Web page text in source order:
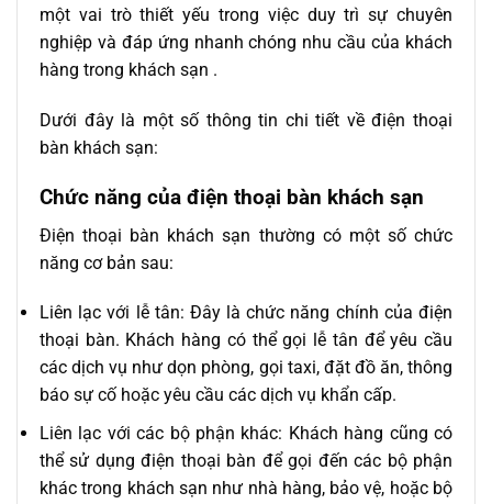
một vai trò thiết yếu trong việc duy trì sự chuyên
nghiệp và đáp ứng nhanh chóng nhu cầu của khách
hàng trong khách sạn .
Dưới đây là một số thông tin chi tiết về điện thoại
bàn khách sạn:
Chức năng của điện thoại bàn khách sạn
Điện thoại bàn khách sạn thường có một số chức
năng cơ bản sau:
Liên lạc với lễ tân: Đây là chức năng chính của điện
thoại bàn. Khách hàng có thể gọi lễ tân để yêu cầu
các dịch vụ như dọn phòng, gọi taxi, đặt đồ ăn, thông
báo sự cố hoặc yêu cầu các dịch vụ khẩn cấp.
Liên lạc với các bộ phận khác: Khách hàng cũng có
thể sử dụng điện thoại bàn để gọi đến các bộ phận
khác trong khách sạn như nhà hàng, bảo vệ, hoặc bộ